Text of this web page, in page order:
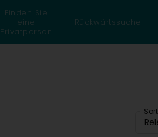
Finden Sie
eine
Privatperson
Rückwärtssuche